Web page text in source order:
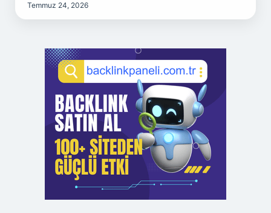
Temmuz 24, 2026